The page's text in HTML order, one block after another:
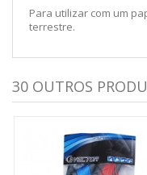
Para utilizar com um
terrestre.
30 OUTROS